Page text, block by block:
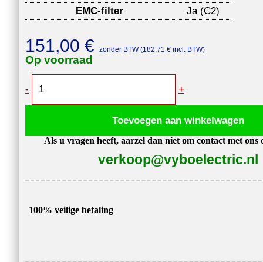
EMC-filter
Ja (C2)
151,00 € zonder BTW (182,71 € incl. BTW)
Op voorraad
-
A550
2S0015
+
Toevoegen aan winkelwagen
Als u vragen heeft, aarzel dan niet om contact met ons
verkoop@vyboelectric.nl
100% veilige betaling